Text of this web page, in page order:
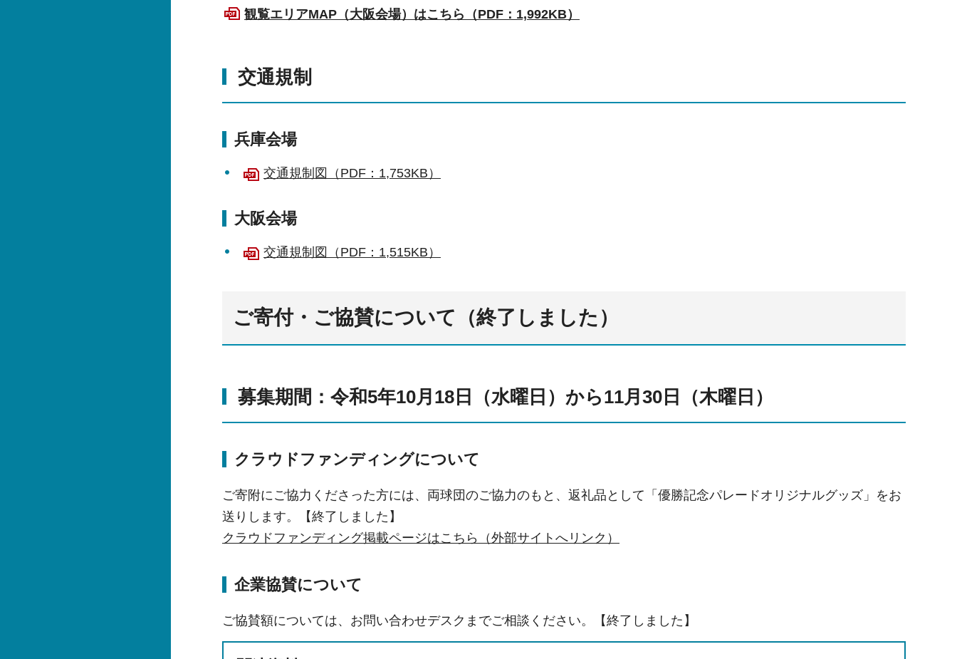
観覧エリアMAP（大阪会場）はこちら（PDF：1,992KB）
交通規制
兵庫会場
交通規制図（PDF：1,753KB）
大阪会場
交通規制図（PDF：1,515KB）
ご寄付・ご協賛について（終了しました）
募集期間：令和5年10月18日（水曜日）から11月30日（木曜日）
クラウドファンディングについて
ご寄附にご協力くださった方には、両球団のご協力のもと、返礼品として「優勝記念パレードオリジナルグッズ」をお
送りします。【終了しました】
クラウドファンディング掲載ページはこちら（外部サイトへリンク）
企業協賛について
ご協賛額については、お問い合わせデスクまでご相談ください。【終了しました】